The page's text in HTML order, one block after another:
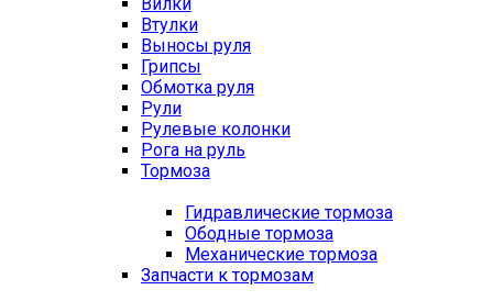
Втулки
Выносы руля
Грипсы
Обмотка руля
Рули
Рулевые колонки
Рога на руль
Тормоза
Гидравлические тормоза
Ободные тормоза
Механические тормоза
Запчасти к тормозам